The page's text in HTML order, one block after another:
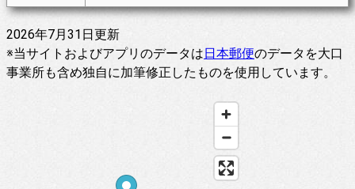
2026年7月31日更新
※当サイトおよびアプリのデータは日本郵便のデータを大口
事業所も含め独自に加筆修正したものを使用しています。